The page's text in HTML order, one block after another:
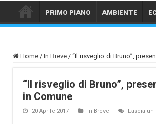
PRIMO PIANO AMBIENTE
Home / In Breve / “Il risveglio di Bruno”,
“Il risveglio di Bruno”,
in Comune
20 Aprile 2017 In Breve Lascia